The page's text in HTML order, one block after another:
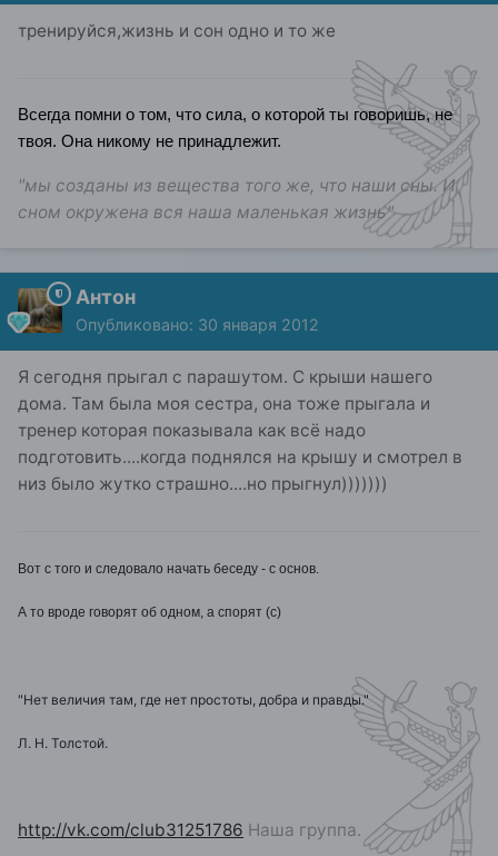
тренируйся,жизнь и сон одно и то же
Всегда помни о том, что сила, о которой ты говоришь, не
твоя. Она никому не принадлежит.
"мы созданы из вещества того же, что наши сны. И
сном окружена вся наша маленькая жизнь"
Антон
Опубликовано: 30 января 2012
Я сегодня прыгал с парашутом. С крыши нашего
дома. Там была моя сестра, она тоже прыгала и
тренер которая показывала как всё надо
подготовить....когда поднялся на крышу и смотрел в
низ было жутко страшно....но прыгнул)))))))
Вот с того и следовало начать беседу - с основ.
А то вроде говорят об одном, а спорят (с)
"Нет величия там, где нет простоты, добра и правды."
Л. Н. Толстой.
http://vk.com/club31251786 Наша группа.